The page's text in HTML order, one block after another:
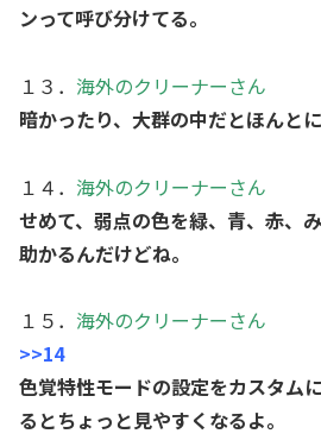
ンって呼び分けてる。
１３． 海外のクリーナーさん
暗かったり、大群の中だとほんと
１４． 海外のクリーナーさん
せめて、弱点の色を緑、青、赤、
助かるんだけどね。
１５． 海外のクリーナーさん
>>14
色覚特性モードの設定をカスタム
るとちょっと見やすくなるよ。